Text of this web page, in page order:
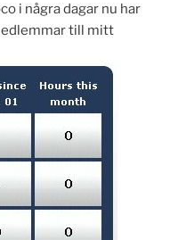
i några dagar nu har
till mitt